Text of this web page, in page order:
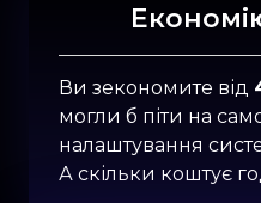
Ви зекономите від
могли б піти на
налаштування
А скільки коштує